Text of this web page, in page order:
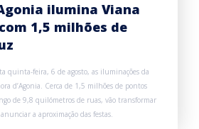
ilumina Viana
1,5 milhões de
quinta-feira, 6 de agosto, as iluminações da
d’Agonia. Cerca de 1,5 milhões de pontos
de 9,8 quilómetros de ruas, vão transformar
a aproximação das festas.